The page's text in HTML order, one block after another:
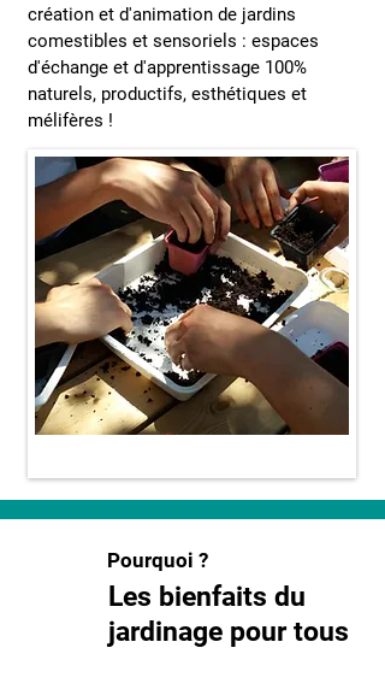
création et d'animation de jardins
comestibles et sensoriels : espaces
d'échange et d'apprentissage 100%
naturels, productifs, esthétiques et
mélifères !
Pourquoi ?
Les bienfaits du
jardinage pour tous